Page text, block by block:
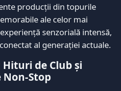
producții din topurile
ale celor mai
senzorială intensă,
al generației actuale.
de Club și
Stop